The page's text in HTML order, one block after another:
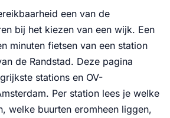
een van de
bij het kiezen van een wijk. Een
minuten fietsen van een station
de Randstad. Deze pagina
stations en OV-
Per station lees je welke
welke buurten eromheen liggen,